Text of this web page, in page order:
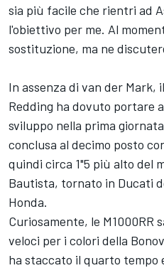
sia più facile che rientri ad
l'obiettivo per me. Al
sostituzione, ma ne
In assenza di van der Mark,
Redding ha dovuto portare
sviluppo nella prima
conclusa al decimo posto
quindi circa 1"5 più alto del
Bautista, tornato in Ducati
Honda.
Curiosamente, le M1000RR
veloci per i colori della
ha staccato il quarto tempo